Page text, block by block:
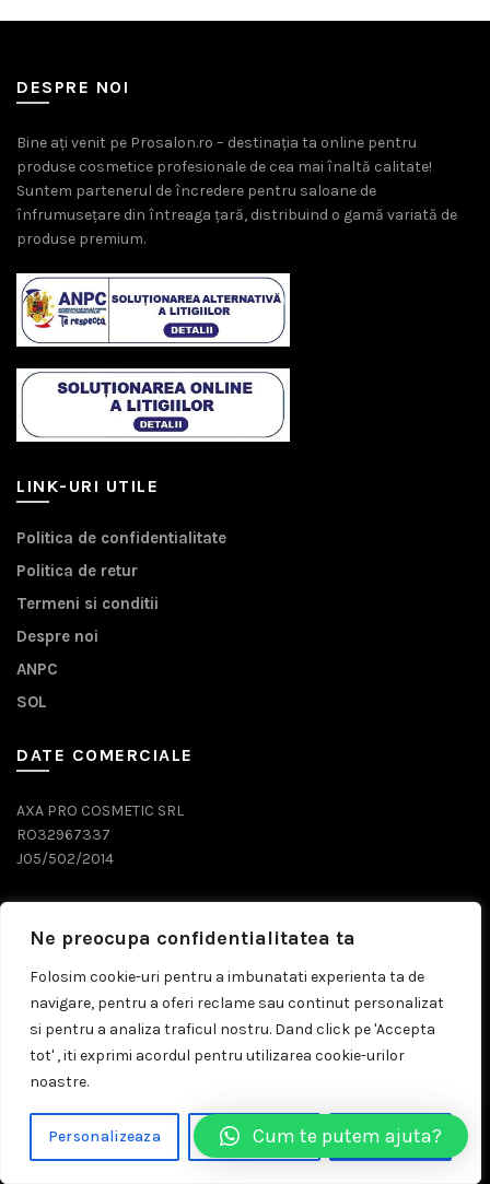
Ne preocupa confidentialitatea ta
Folosim cookie-uri pentru a imbunatati experienta ta de
navigare, pentru a oferi reclame sau continut personalizat
si pentru a analiza traficul nostru. Dand click pe 'Accepta
tot' , iti exprimi acordul pentru utilizarea cookie-urilor
noastre.
Personalizeaza Respinge Tot Accepta Tot
DESPRE NOI
Bine ați venit pe Prosalon.ro – destinația ta online pentru
produse cosmetice profesionale de cea mai înaltă calitate!
Suntem partenerul de încredere pentru saloane de
înfrumusețare din întreaga țară, distribuind o gamă variată de
produse premium.
LINK-URI UTILE
Politica de confidentialitate
Politica de retur
Termeni si conditii
Despre noi
ANPC
SOL
DATE COMERCIALE
AXA PRO COSMETIC SRL
RO32967337
J05/502/2014
0743 071 579
comenzi@prosalon.ro
Prosalon.ro | Distribuitor Cosmetice Profesionale
Timisoara
. All rights reserved
Cum te putem ajuta?